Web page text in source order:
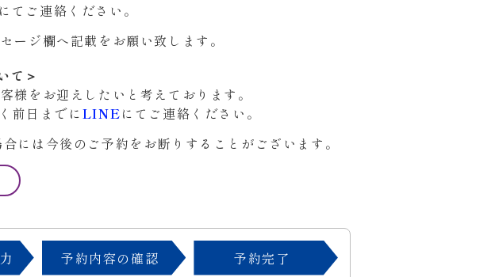
にてご連絡ください。
ージ欄へ記載をお願い致します。
て＞
様をお迎えしたいと考えております。
前日までにLINEにてご連絡ください。
には今後のご予約をお断りすることがございます。
予約内容の確認 予約完了